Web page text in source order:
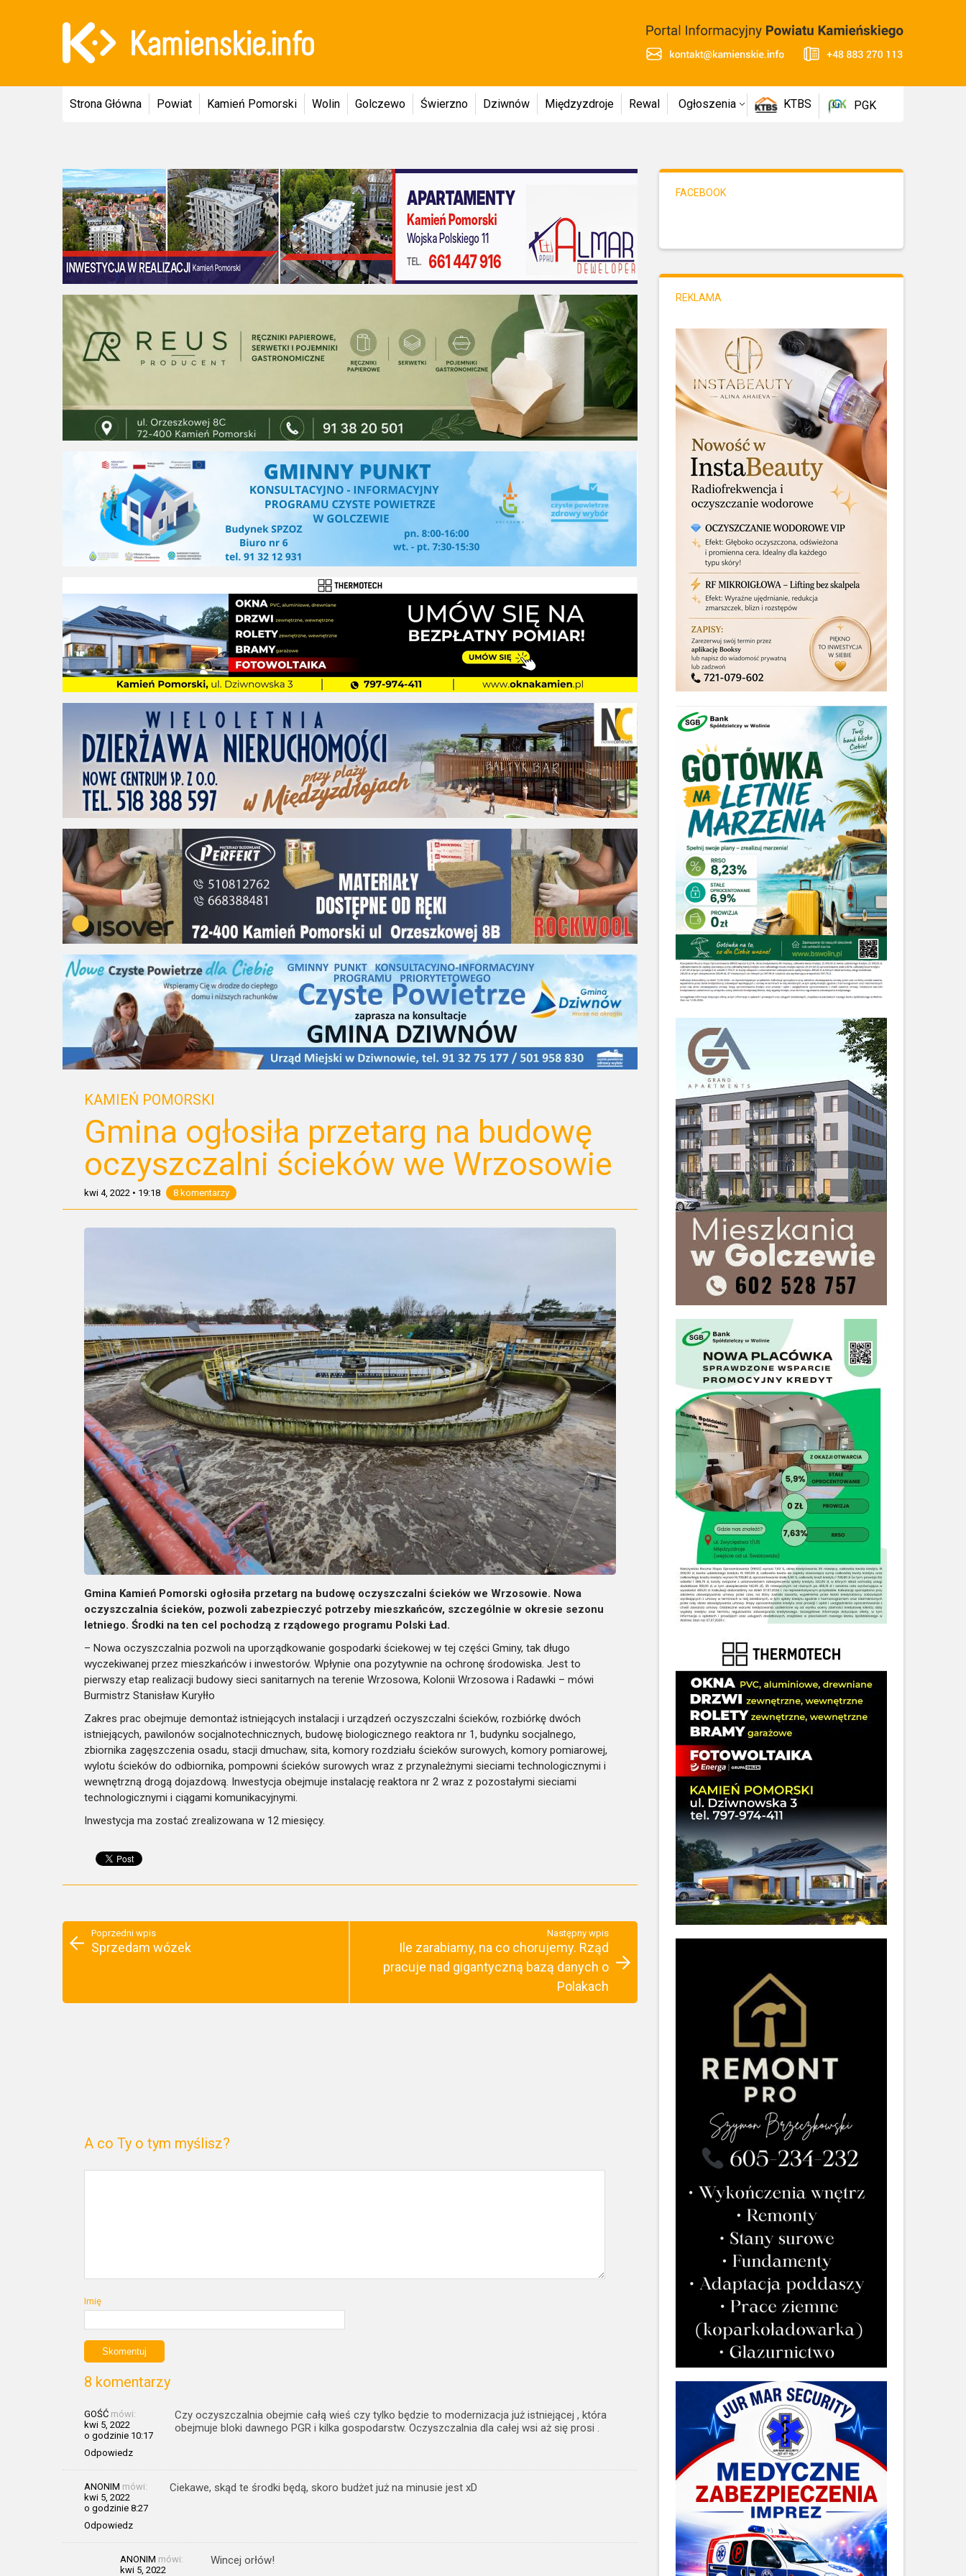
Strona Główna Powiat Kamień Pomorski Wolin Golczewo Świerzno Dziwnów Międzyzdroje Rewal Ogłoszenia KTBS PGK
KAMIEŃ POMORSKI
Gmina ogłosiła przetarg na budowę
oczyszczalni ścieków we Wrzosowie
kwi 4, 2022 • 19:18 8 komentarzy
Gmina Kamień Pomorski ogłosiła przetarg na budowę oczyszczalni ścieków we Wrzosowie. Nowa
oczyszczalnia ścieków, pozwoli zabezpieczyć potrzeby mieszkańców, szczególnie w okresie sezonu
letniego. Środki na ten cel pochodzą z rządowego programu Polski Ład.
– Nowa oczyszczalnia pozwoli na uporządkowanie gospodarki ściekowej w tej części Gminy, tak długo
wyczekiwanej przez mieszkańców i inwestorów. Wpłynie ona pozytywnie na ochronę środowiska. Jest to
pierwszy etap realizacji budowy sieci sanitarnych na terenie Wrzosowa, Kolonii Wrzosowa i Radawki – mówi
Burmistrz Stanisław Kuryłło
Zakres prac obejmuje demontaż istniejących instalacji i urządzeń oczyszczalni ścieków, rozbiórkę dwóch
istniejących, pawilonów socjalnotechnicznych, budowę biologicznego reaktora nr 1, budynku socjalnego,
zbiornika zagęszczenia osadu, stacji dmuchaw, sita, komory rozdziału ścieków surowych, komory pomiarowej,
wylotu ścieków do odbiornika, pompowni ścieków surowych wraz z przynależnymi sieciami technologicznymi i
wewnętrzną drogą dojazdową. Inwestycja obejmuje instalację reaktora nr 2 wraz z pozostałymi sieciami
technologicznymi i ciągami komunikacyjnymi.
Inwestycja ma zostać zrealizowana w 12 miesięcy.
Poprzedni wpis
Sprzedam wózek
Następny wpis
Ile zarabiamy, na co chorujemy. Rząd
pracuje nad gigantyczną bazą danych o
Polakach
A co Ty o tym myślisz?
Imię
8 komentarzy
GOŚĆ mówi:
kwi 5, 2022
o godzinie 10:17
Odpowiedz
Czy oczyszczalnia obejmie całą wieś czy tylko będzie to modernizacja już istniejącej , która
obejmuje bloki dawnego PGR i kilka gospodarstw. Oczyszczalnia dla całej wsi aż się prosi .
ANONIM mówi:
kwi 5, 2022
o godzinie 8:27
Odpowiedz
Ciekawe, skąd te środki będą, skoro budżet już na minusie jest xD
ANONIM mówi:
kwi 5, 2022
Wincej orłów!
FACEBOOK
REKLAMA